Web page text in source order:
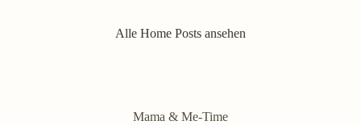
Alle Home Posts ansehen
Mama & Me-Time